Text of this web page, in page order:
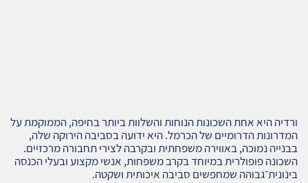
ורדיה היא אחת השכונות הנוחות והשלוות ביותר בחיפה, הממוקמת על
המדרונות הדרומיים של הכרמל. היא ידועה בסביבה הירוקה שלה,
בבנייה נמוכה, באווירה משפחתית ובקרבה לצירי תחבורה מרכזיים.
השכונה פופולרית במיוחד בקרב משפחות, אנשי מקצוע ובעלי הכנסה
בינונית־גבוהה שמחפשים סביבה איכותית ושקטה.